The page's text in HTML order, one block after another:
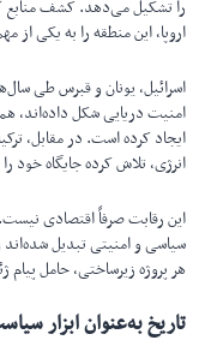
را تشکیل می‌دهد. کشف منابع
اروپا، این منطقه را به یکی
اسرائیل، یونان و قبرس طی
امنیت دریایی شکل داده‌اند،
ایجاد کرده است. در مقابل،
انرژی، تلاش کرده جایگاه خود
این رقابت صرفاً اقتصادی
سیاسی و امنیتی تبدیل
هر پروژه زیرساختی، حامل
تاریخ به‌عنوان ابزار